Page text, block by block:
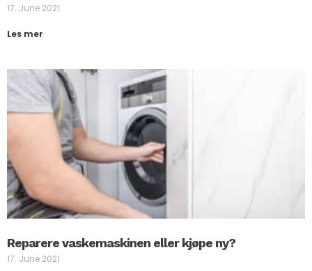
17. June 2021
Les mer
Reparere vaskemaskinen eller kjøpe ny?
17. June 2021